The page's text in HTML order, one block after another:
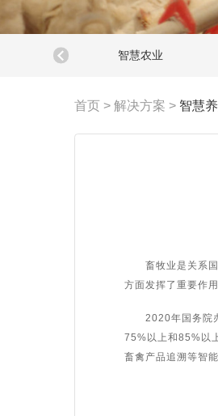
智慧农业
首页 > 解决方案 > 智慧
畜牧业是关系国计
方面发挥了重要作
2020年国务院办
75%以上和85%以
畜禽产品追溯等智